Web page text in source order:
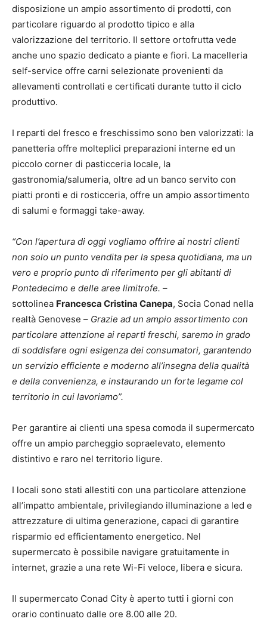
disposizione un ampio assortimento di prodotti, con
particolare riguardo al prodotto tipico e alla
valorizzazione del territorio. Il settore ortofrutta vede
anche uno spazio dedicato a piante e fiori. La macelleria
self-service offre carni selezionate provenienti da
allevamenti controllati e certificati durante tutto il ciclo
produttivo.
I reparti del fresco e freschissimo sono ben valorizzati: la
panetteria offre molteplici preparazioni interne ed un
piccolo corner di pasticceria locale, la
gastronomia/salumeria, oltre ad un banco servito con
piatti pronti e di rosticceria, offre un ampio assortimento
di salumi e formaggi take-away.
“Con l’apertura di oggi vogliamo offrire ai nostri clienti
non solo un punto vendita per la spesa quotidiana, ma un
vero e proprio punto di riferimento per gli abitanti di
Pontedecimo e delle aree limitrofe. –
sottolinea Francesca Cristina Canepa, Socia Conad nella
realtà Genovese – Grazie ad un ampio assortimento con
particolare attenzione ai reparti freschi, saremo in grado
di soddisfare ogni esigenza dei consumatori, garantendo
un servizio efficiente e moderno all’insegna della qualità
e della convenienza, e instaurando un forte legame col
territorio in cui lavoriamo”.
Per garantire ai clienti una spesa comoda il supermercato
offre un ampio parcheggio sopraelevato, elemento
distintivo e raro nel territorio ligure.
I locali sono stati allestiti con una particolare attenzione
all’impatto ambientale, privilegiando illuminazione a led e
attrezzature di ultima generazione, capaci di garantire
risparmio ed efficientamento energetico. Nel
supermercato è possibile navigare gratuitamente in
internet, grazie a una rete Wi-Fi veloce, libera e sicura.
Il supermercato Conad City è aperto tutti i giorni con
orario continuato dalle ore 8.00 alle 20.